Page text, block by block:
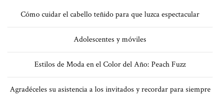
Cómo cuidar el cabello teñido para que luzca espectacular
Adolescentes y móviles
Estilos de Moda en el Color del Año: Peach Fuzz
Agradéceles su asistencia a los invitados y recordar para siempre